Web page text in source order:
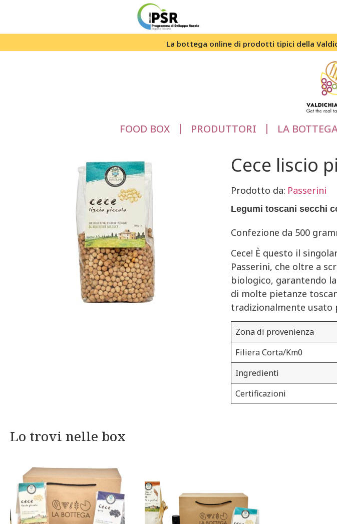
La bottega online di prodotti tipici della
FOOD BOX PRODUTTORI LA
Cece liscio
Prodotto da: Passerini
Legumi toscani secchi
Confezione da 500
Cece! È questo il
Passerini, che oltre a
biologico, garantendo
di molte pietanze
tradizionalmente usato
Zona di provenienza
Filiera Corta/Km0
Ingredienti
Certificazioni
Lo trovi nelle box